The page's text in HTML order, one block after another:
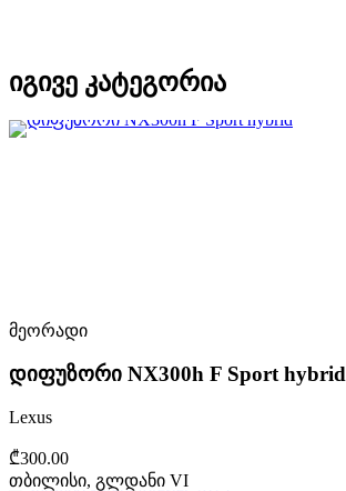
იგივე კატეგორია
მეორადი
დიფუზორი NX300h F Sport hybrid
Lexus
₾300.00
თბილისი, გლდანი VI